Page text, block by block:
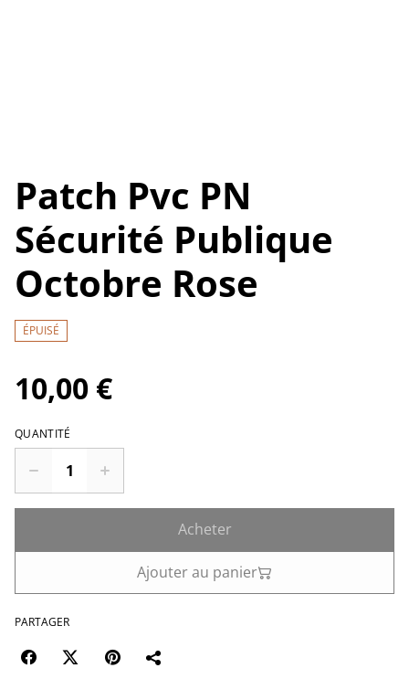
Patch Pvc PN
Sécurité Publique
Octobre Rose
ÉPUISÉ
10,00 €
QUANTITÉ
Acheter
Ajouter au panier
PARTAGER